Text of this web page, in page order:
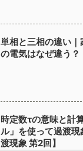
単相と三相の違い
の電気はなぜ違う？
時定数τの意味と計
ル」を使って過渡
渡現象 第2回】